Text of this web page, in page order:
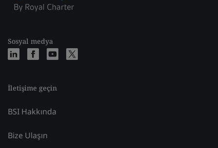
Sosyal medya
İletişime geçin
BSI Hakkında
Bize Ulaşın